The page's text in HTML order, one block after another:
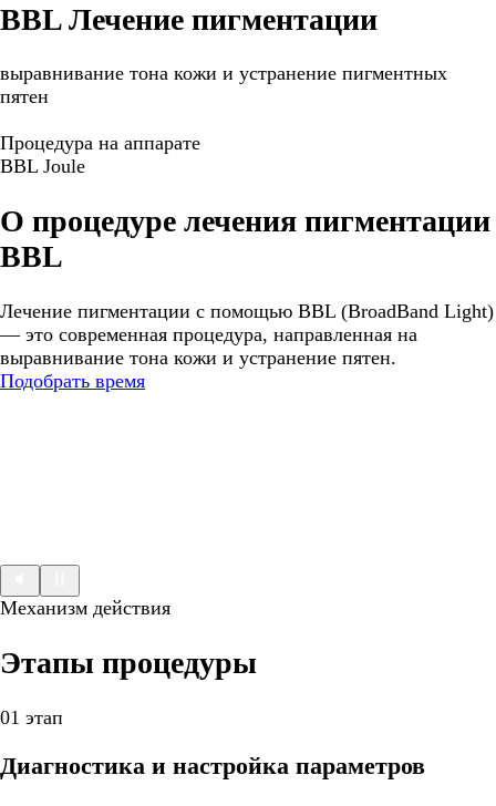
BBL Лечение пигментации
выравнивание тона кожи и устранение пигментных
пятен
Процедура на аппарате
BBL Joule
О процедуре лечения пигментации
BBL
Лечение пигментации с помощью BBL (BroadBand Light)
— это современная процедура, направленная на
выравнивание тона кожи и устранение пятен.
Подобрать время
Механизм действия
Этапы процедуры
01 этап
Диагностика и настройка параметров